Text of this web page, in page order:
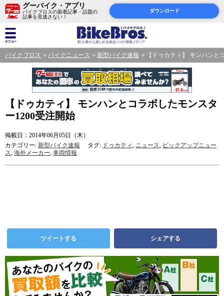
グーバイク・アプリ
バイクブロスの新着記事・話題の
記事を見逃さない！
ダウンロード
バイクブロス バイクニュース 新型バイク速報 【ドゥカティ】 モンハンと
【ドゥカティ】 モンハンとコラボしたモンスタ
ー1200受注開始
掲載日：2014年06月05日（木）
カテゴリー: 新型バイク速報 タグ: ドゥカティ, ニュース, ピックアップニュー
ス, 海外メーカー, 車両情報
ツイートする シェアする